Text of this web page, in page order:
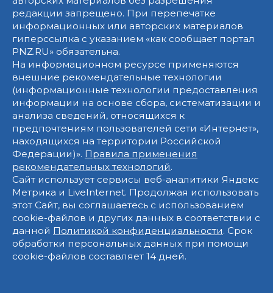
редакции запрещено. При перепечатке
информационных или авторских материалов
гиперссылка с указанием «как сообщает портал
PNZ.RU» обязательна.
На информационном ресурсе применяются
внешние рекомендательные технологии
(информационные технологии предоставления
информации на основе сбора, систематизации и
анализа сведений, относящихся к
предпочтениям пользователей сети «Интернет»,
находящихся на территории Российской
Федерации)». Правила применения
рекомендательных технологий.
Сайт использует сервисы веб-аналитики Яндекс
Метрика и LiveInternet. Продолжая использовать
этот Сайт, вы соглашаетесь с использованием
cookie-файлов и других данных в соответствии с
данной Политикой конфиденциальности. Срок
обработки персональных данных при помощи
cookie-файлов составляет 14 дней.